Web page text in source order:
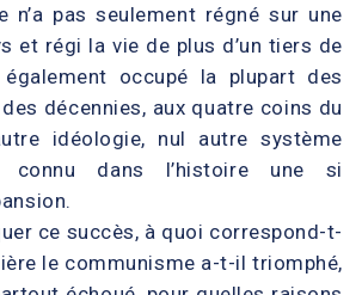
n’a pas seulement régné sur une
et régi la vie de plus d’un tiers de
également occupé la plupart des
décennies, aux quatre coins du
idéologie, nul autre système
connu dans l’histoire une si
ce succès, à quoi correspond-t-
le communisme a-t-il triomphé,